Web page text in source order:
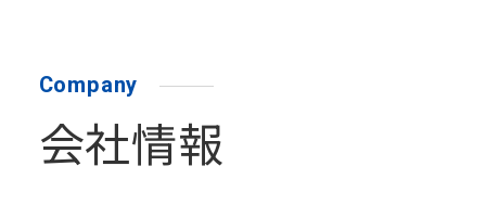
Company
会社情報